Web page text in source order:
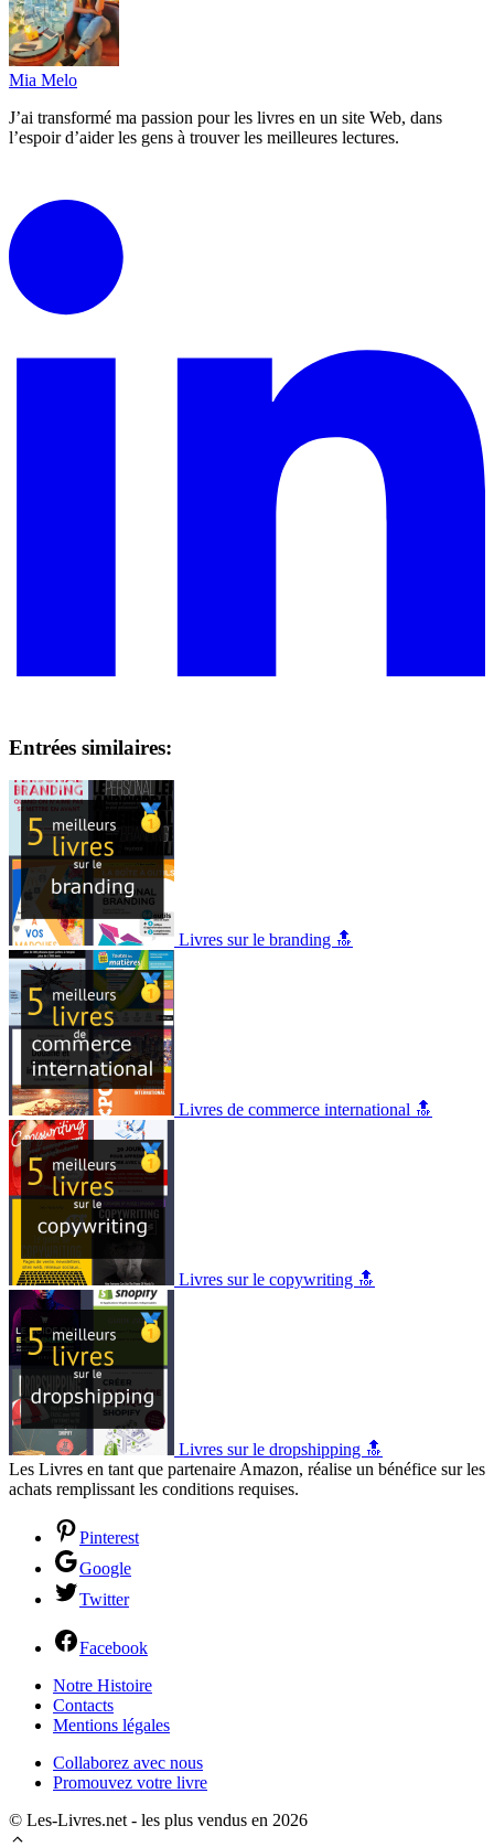
Mia Melo
J’ai transformé ma passion pour les livres en un site Web, dans
l’espoir d’aider les gens à trouver les meilleures lectures.
Entrées similaires:
Livres sur le branding 🔝
Livres de commerce international 🔝
Livres sur le copywriting 🔝
Livres sur le dropshipping 🔝
Les Livres en tant que partenaire Amazon, réalise un bénéfice sur les
achats remplissant les conditions requises.
Pinterest
Google
Twitter
Facebook
Notre Histoire
Contacts
Mentions légales
Collaborez avec nous
Promouvez votre livre
© Les-Livres.net - les plus vendus en 2026